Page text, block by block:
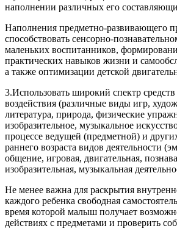
наполнении различных его
Наполнения предметно-развивающего
способствовать сенсорно-
маленьких воспитанников,
практических навыков жизни и
а также оптимизации детской
3.Использовать широкий спектр средств
воздействия (различные виды игр,
литература, природа, физические
изобразительное, музыкальное
процессе ведущей (предметной) и
раннего возраста видов деятельности
общение, игровая, двигательная,
изобразительная, музыкальная
Не менее важна для раскрытия
каждого ребенка свободная
время которой малыш получает
действиях с предметами и проверить